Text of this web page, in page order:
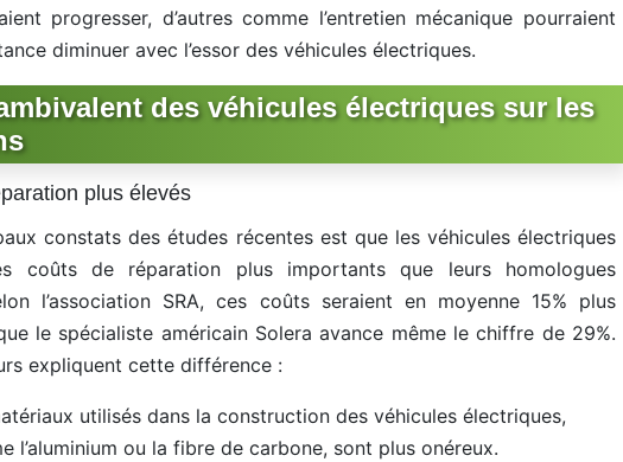
progresser, d’autres comme l’entretien mécanique pourraient
diminuer avec l’essor des véhicules électriques.
des véhicules électriques sur les
plus élevés
constats des études récentes est que les véhicules électriques
coûts de réparation plus importants que leurs homologues
l’association SRA, ces coûts seraient en moyenne 15% plus
le spécialiste américain Solera avance même le chiffre de 29%.
expliquent cette différence :
utilisés dans la construction des véhicules électriques,
l’aluminium ou la fibre de carbone, sont plus onéreux.